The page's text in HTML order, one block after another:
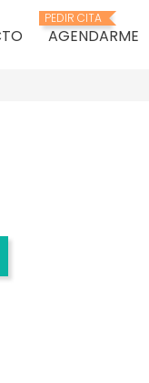
PEDIR CITA
AGENDARME